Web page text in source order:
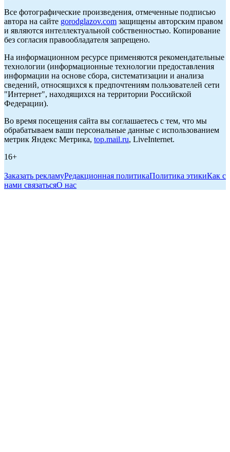
Все фотографические произведения, отмеченные подписью
автора на сайте gorodglazov.com защищены авторским правом
и являются интеллектуальной собственностью. Копирование
без согласия правообладателя запрещено.
На информационном ресурсе применяются рекомендательные
технологии (информационные технологии предоставления
информации на основе сбора, систематизации и анализа
сведений, относящихся к предпочтениям пользователей сети
"Интернет", находящихся на территории Российской
Федерации).
Во время посещения сайта вы соглашаетесь с тем, что мы
обрабатываем ваши персональные данные с использованием
метрик Яндекс Метрика, top.mail.ru, LiveInternet.
16+
Заказать рекламуРедакционная политикаПолитика этикиКак с
нами связатьсяО нас